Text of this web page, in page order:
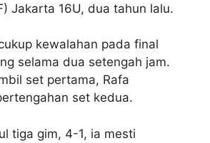
Jakarta 16U, dua tahun lalu.
kewalahan pada final
selama dua setengah jam.
set pertama, Rafa
set kedua.
tiga gim, 4-1, ia mesti